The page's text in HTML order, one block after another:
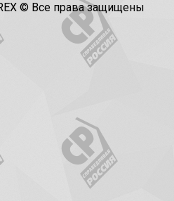
© Все права защищены